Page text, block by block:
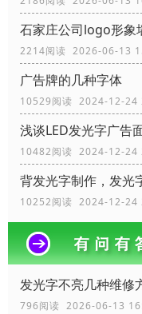
石家庄公司logo形象
2214阅读 2026-06-13
广告牌的几种字体
10529阅读 2024-12-24
浅谈LED发光字广告
10482阅读 2024-12-24
背发光字制作，发光
10252阅读 2024-12-24
发光字不亮几种维修
796阅读 2026-06-13